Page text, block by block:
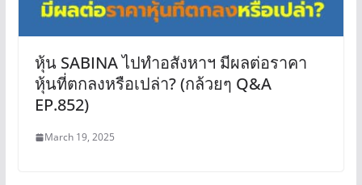
หุ้น SABINA ไปทำอสังหาฯ มีผลต่อราคา
หุ้นที่ตกลงหรือเปล่า? (กล้วยๆ Q&A
EP.852)
March 19, 2025